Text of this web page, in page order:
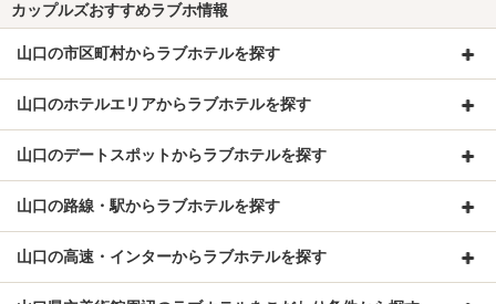
カップルズおすすめラブホ情報
山口の市区町村からラブホテルを探す
山口のホテルエリアからラブホテルを探す
山口のデートスポットからラブホテルを探す
山口の路線・駅からラブホテルを探す
山口の高速・インターからラブホテルを探す